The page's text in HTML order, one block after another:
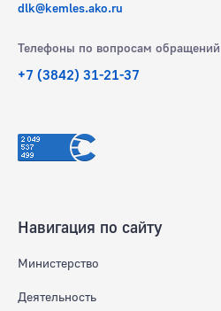
dlk@kemles.ako.ru
Телефоны по вопросам
+7 (3842) 31-21-37
Навигация по сайту
Министерство
Деятельность